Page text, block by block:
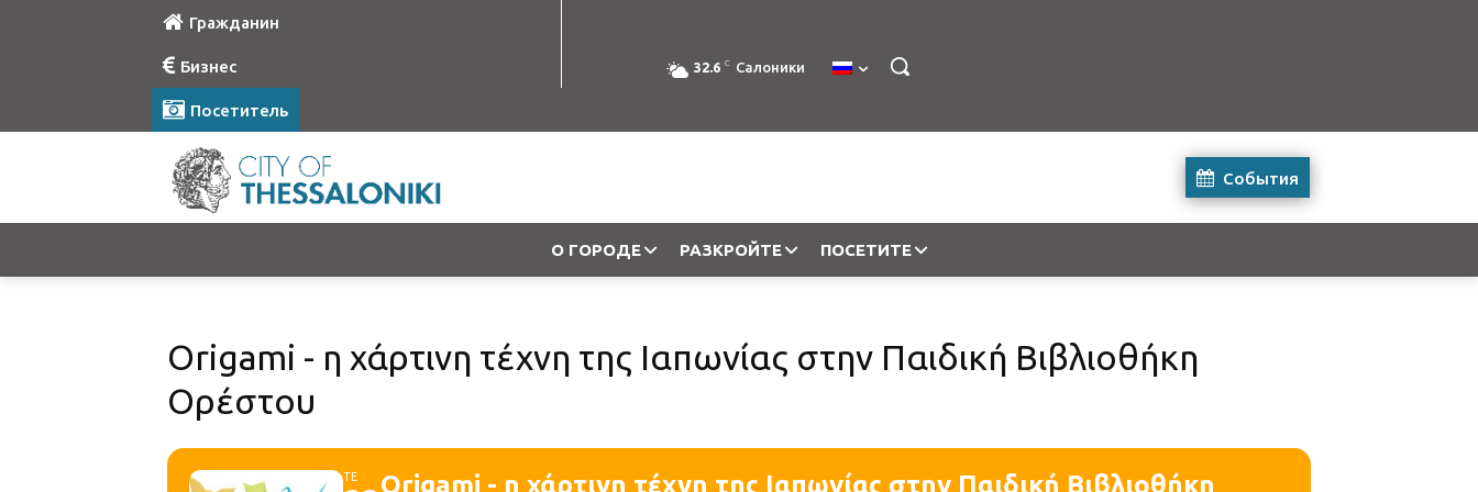
Гражданин
Бизнес
Посетитель
32.6 C Салоники
События
О ГОРОДЕ РАЗКРОЙТЕ ПОСЕТИТЕ
Origami - η χάρτινη τέχνη της Ιαπωνίας στην Παιδική Βιβλιοθήκη
Ορέστου
ΤΕ Origami - η χάρτινη τέχνη της Ιαπωνίας στην Παιδική Βιβλιοθήκη